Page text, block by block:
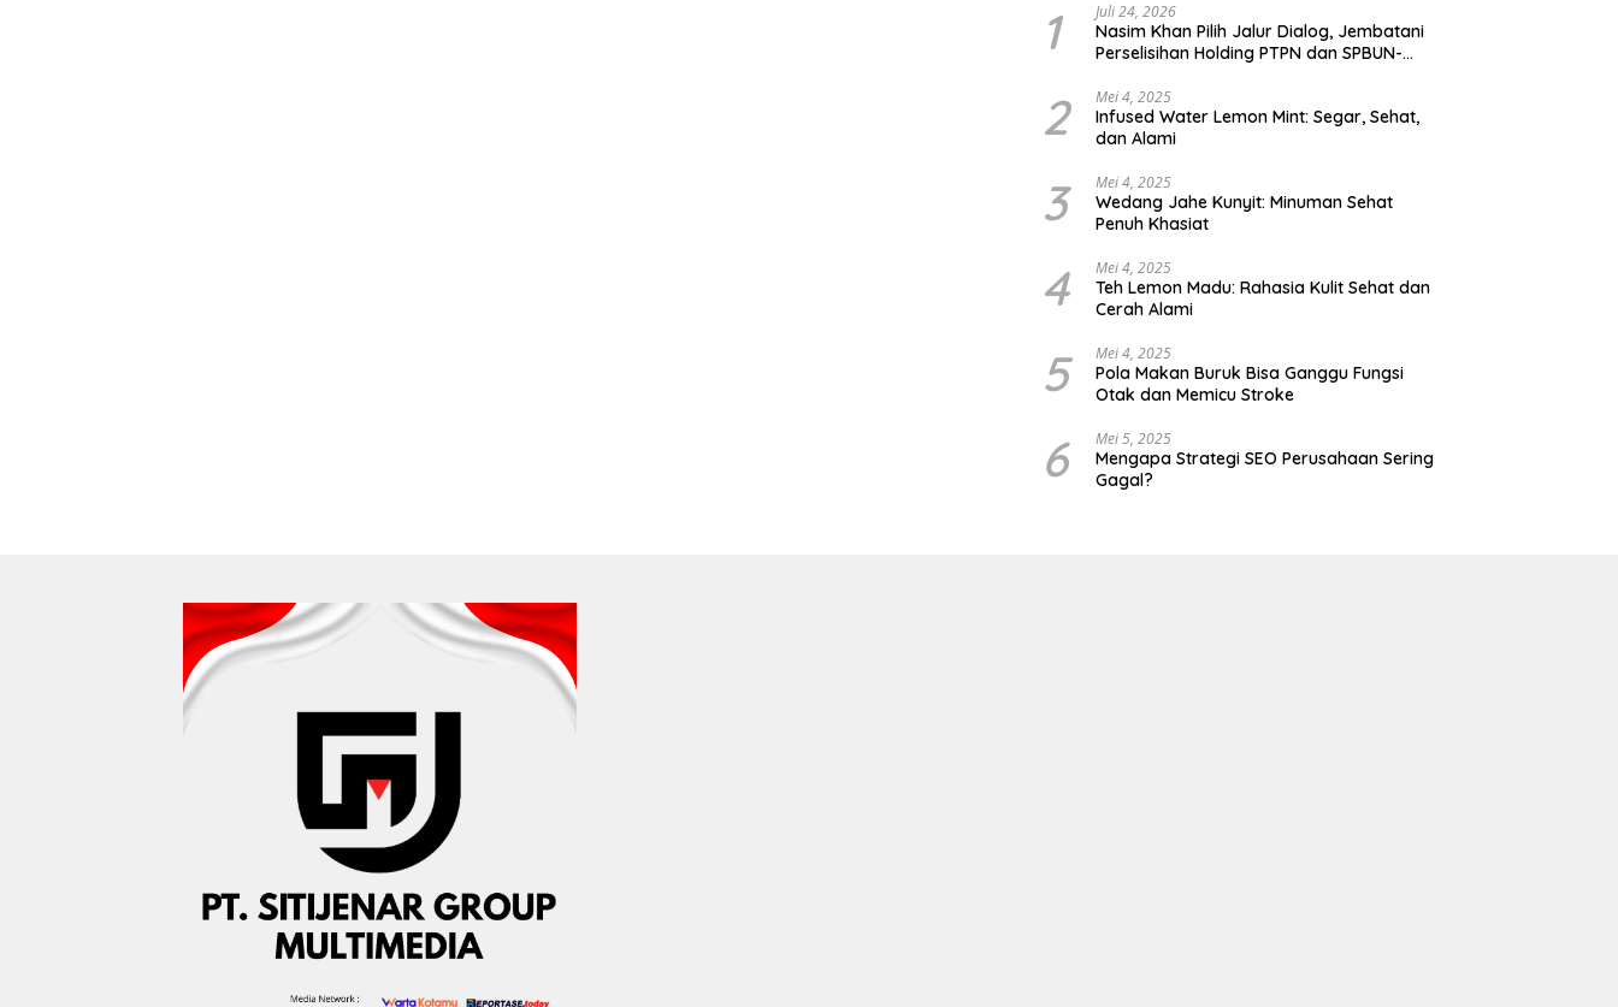
1 Juli 24, 2026
Nasim Khan Pilih Jalur Dialog, Jembatani
Perselisihan Holding PTPN dan SPBUN-
2 Mei 4, 2025
Infused Water Lemon Mint: Segar, Sehat,
dan Alami
3 Mei 4, 2025
Wedang Jahe Kunyit: Minuman Sehat
Penuh Khasiat
4 Mei 4, 2025
Teh Lemon Madu: Rahasia Kulit Sehat dan
Cerah Alami
5 Mei 4, 2025
Pola Makan Buruk Bisa Ganggu Fungsi
Otak dan Memicu Stroke
6 Mei 5, 2025
Mengapa Strategi SEO Perusahaan Sering
Gagal?